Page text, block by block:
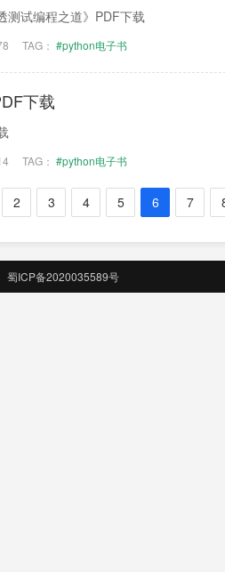
测试编程之道》PDF下载
TAG： #python电子书
下载
TAG： #python电子书
2 3 4 5 6 7
蜀ICP备2020035589号